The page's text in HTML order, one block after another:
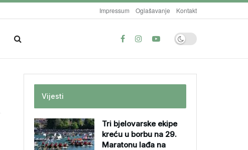
Impressum Oglašavanje Kontakt
Vijesti
Tri bjelovarske ekipe
kreću u borbu na 29.
Maratonu lađa na